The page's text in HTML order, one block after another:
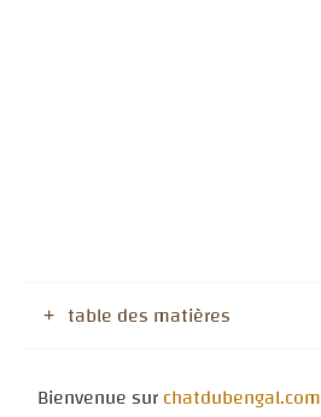
table des matières
Bienvenue surchatdubengal.com